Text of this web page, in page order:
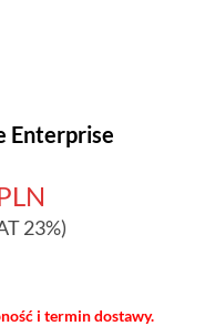
Enterprise
23%)
i termin dostawy.